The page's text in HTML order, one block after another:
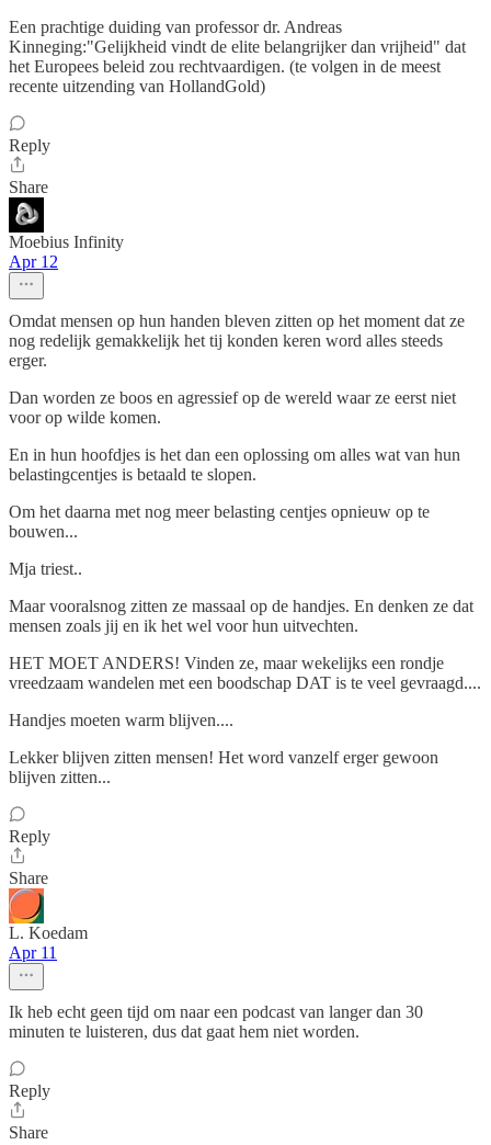
Een prachtige duiding van professor dr. Andreas
Kinneging:"Gelijkheid vindt de elite belangrijker dan vrijheid" dat
het Europees beleid zou rechtvaardigen. (te volgen in de meest
recente uitzending van HollandGold)
Reply
Share
Moebius Infinity
Apr 12
Omdat mensen op hun handen bleven zitten op het moment dat ze
nog redelijk gemakkelijk het tij konden keren word alles steeds
erger.
Dan worden ze boos en agressief op de wereld waar ze eerst niet
voor op wilde komen.
En in hun hoofdjes is het dan een oplossing om alles wat van hun
belastingcentjes is betaald te slopen.
Om het daarna met nog meer belasting centjes opnieuw op te
bouwen...
Mja triest..
Maar vooralsnog zitten ze massaal op de handjes. En denken ze dat
mensen zoals jij en ik het wel voor hun uitvechten.
HET MOET ANDERS! Vinden ze, maar wekelijks een rondje
vreedzaam wandelen met een boodschap DAT is te veel gevraagd....
Handjes moeten warm blijven....
Lekker blijven zitten mensen! Het word vanzelf erger gewoon
blijven zitten...
Reply
Share
L. Koedam
Apr 11
Ik heb echt geen tijd om naar een podcast van langer dan 30
minuten te luisteren, dus dat gaat hem niet worden.
Reply
Share